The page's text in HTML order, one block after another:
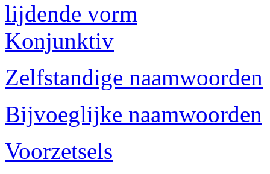
lijdende vorm
Konjunktiv
Zelfstandige naamwoorden
Bijvoeglijke naamwoorden
Voorzetsels